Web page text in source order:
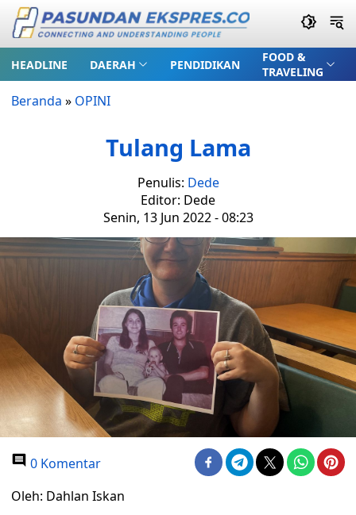
HEADLINE DAERAH PENDIDIKAN
FOOD &
TRAVELING
Beranda » OPINI
Tulang Lama
Penulis: Dede
Editor: Dede
Senin, 13 Jun 2022 - 08:23
0 Komentar
Oleh: Dahlan Iskan